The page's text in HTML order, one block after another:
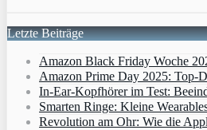
Letzte Beiträge
Amazon Black Friday Woche
Amazon Prime Day 2025: Top-
In-Ear-Kopfhörer im Test:
Smarten Ringe: Kleine
Revolution am Ohr: Wie die